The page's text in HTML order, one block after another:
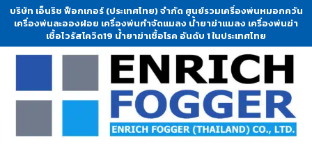
บริษัท เอ็นริช ฟ็อกเกอร์ (ประเทศไทย) จำกัด ศูนย์รวมเครื่องพ่นหมอกควัน
เครื่องพ่นละอองฝอย เครื่องพ่นกำจัดแมลง น้ำยาฆ่าแมลง เครื่องพ่นฆ่า
เชื้อไวรัสโควิด19 น้ำยาฆ่าเชื้อโรค อันดับ 1 ในประเทศไทย